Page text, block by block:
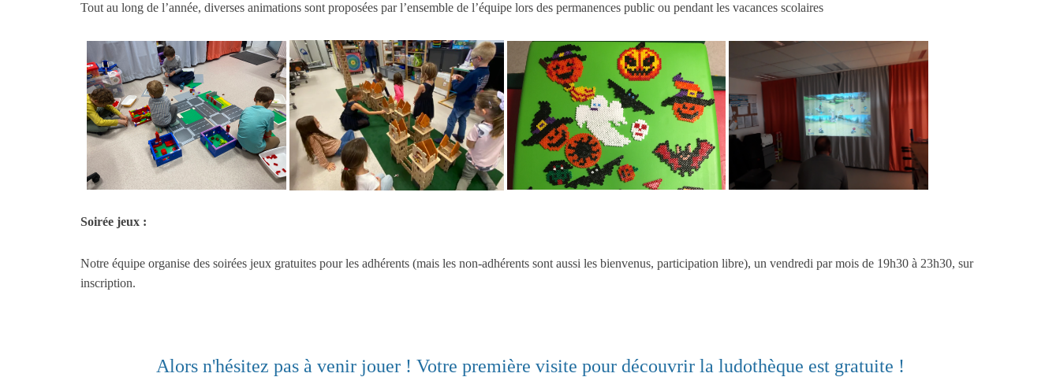
Tout au long de l’année, diverses animations sont proposées par l’ensemble de l’équipe lors des permanences public ou pendant les vacances scolaires
Soirée jeux :
Notre équipe organise des soirées jeux gratuites pour les adhérents (mais les non-adhérents sont aussi les bienvenus, participation libre), un vendredi par mois de 19h30 à 23h30, sur
inscription.
Alors n'hésitez pas à venir jouer ! Votre première visite pour découvrir la ludothèque est gratuite !